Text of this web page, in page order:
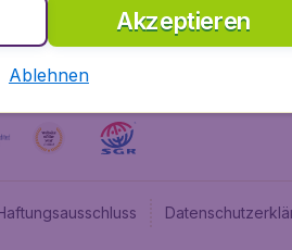
Akzeptieren
Ablehnen